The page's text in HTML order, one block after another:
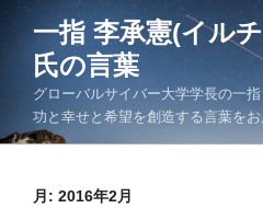
へ
一指 李承憲(イル
氏の言葉
グローバルサイバー大学学長の一
功と幸せと希望を創造する言葉をお
月: 2016年2月